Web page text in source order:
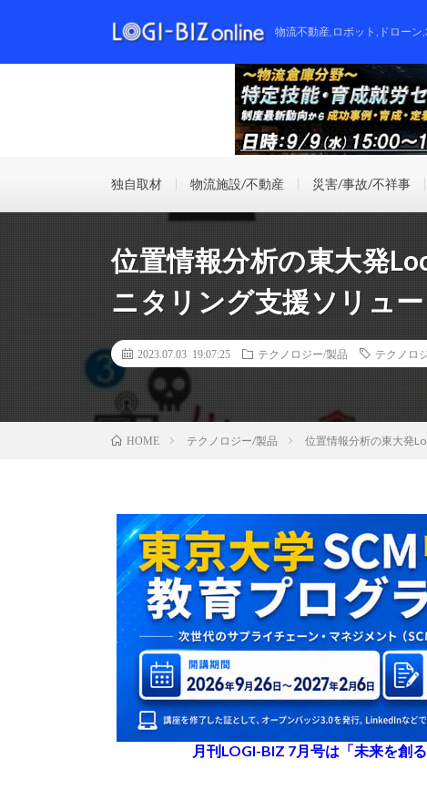
物流不動産,ロボット,ドロー
独自取材 物流施設/不動産 災害/事故/不祥事
位置情報分析の東大発
ニタリング支援ソリュ
2023.07.03 19:07:25 テクノロジー/製品 テクノロ
HOME テクノロジー/製品 位置情報分析の東大発
月刊LOGI-BIZ 7月号は「未来を創